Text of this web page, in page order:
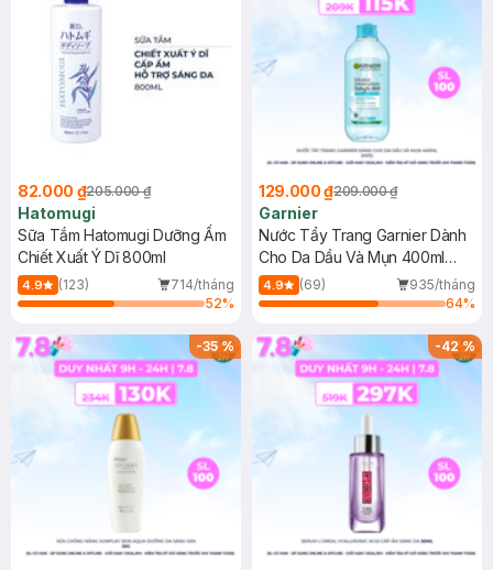
82.000 ₫205.000 ₫
Hatomugi
Sữa Tắm Hatomugi Dưỡng Ẩm
Chiết Xuất Ý Dĩ 800ml
4.9 (123)
714/tháng
52%
129.000 ₫209.000 ₫
Garnier
Nước Tẩy Trang Garnier Dành
Cho Da Dầu Và Mụn 400ml
(Mới)
4.9 (69)
935/tháng
64%
-35% -42%